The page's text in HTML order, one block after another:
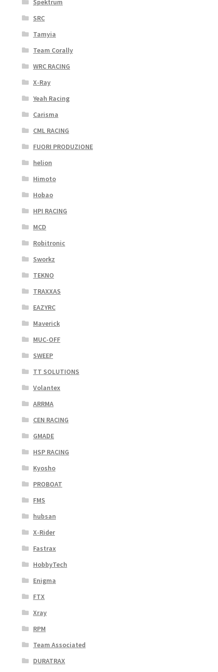
Spektrum
SRC
Tamyia
Team Corally
WRC RACING
X-Ray
Yeah Racing
Carisma
CML RACING
FUORI PRODUZIONE
helion
Himoto
Hobao
HPI RACING
MCD
Robitronic
Sworkz
TEKNO
TRAXXAS
EAZYRC
Maverick
MUC-OFF
SWEEP
TT SOLUTIONS
Volantex
ARRMA
CEN RACING
GMADE
HSP RACING
Kyosho
PROBOAT
FMS
hubsan
X-Rider
Fastrax
HobbyTech
Enigma
FTX
Xray
RPM
Team Associated
DURATRAX